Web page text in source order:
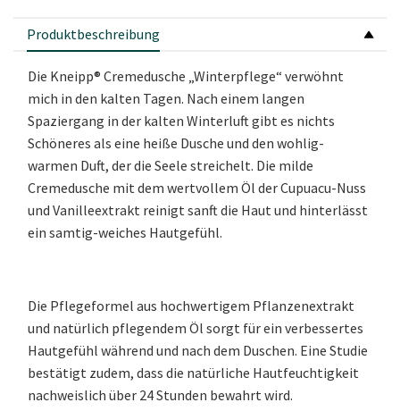
Produktbeschreibung
Die Kneipp® Cremedusche „Winterpflege“ verwöhnt
mich in den kalten Tagen. Nach einem langen
Spaziergang in der kalten Winterluft gibt es nichts
Schöneres als eine heiße Dusche und den wohlig-
warmen Duft, der die Seele streichelt. Die milde
Cremedusche mit dem wertvollem Öl der Cupuacu-Nuss
und Vanilleextrakt reinigt sanft die Haut und hinterlässt
ein samtig-weiches Hautgefühl.
Die Pflegeformel aus hochwertigem Pflanzenextrakt
und natürlich pflegendem Öl sorgt für ein verbessertes
Hautgefühl während und nach dem Duschen. Eine Studie
bestätigt zudem, dass die natürliche Hautfeuchtigkeit
nachweislich über 24 Stunden bewahrt wird.